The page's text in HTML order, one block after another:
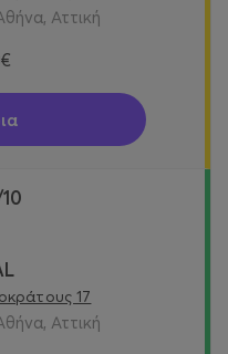
Αττική
17
Αττική